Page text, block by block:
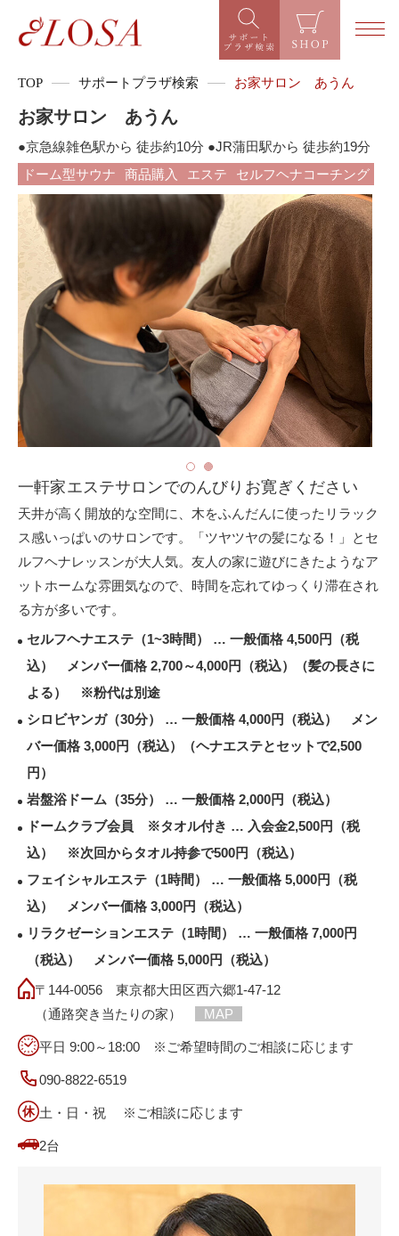
TOP サポートプラザ検索 お家サロン あうん
お家サロン あうん
●京急線雑色駅から 徒歩約10分 ●JR蒲田駅から 徒歩約19分
ドーム型サウナ
商品購入 エステ セルフヘナコーチング
一軒家エステサロンでのんびりお寛ぎください
天井が高く開放的な空間に、木をふんだんに使ったリラック
ス感いっぱいのサロンです。「ツヤツヤの髪になる！」とセ
ルフヘナレッスンが大人気。友人の家に遊びにきたようなア
ットホームな雰囲気なので、時間を忘れてゆっくり滞在され
る方が多いです。
セルフヘナエステ（1~3時間） … 一般価格 4,500円（税
込） メンバー価格 2,700～4,000円（税込）（髪の長さに
よる） ※粉代は別途
シロビヤンガ（30分） … 一般価格 4,000円（税込） メン
バー価格 3,000円（税込）（ヘナエステとセットで2,500
円）
岩盤浴ドーム（35分） … 一般価格 2,000円（税込）
ドームクラブ会員 ※タオル付き … 入会金2,500円（税
込） ※次回からタオル持参で500円（税込）
フェイシャルエステ（1時間） … 一般価格 5,000円（税
込） メンバー価格 3,000円（税込）
リラクゼーションエステ（1時間） … 一般価格 7,000円
（税込） メンバー価格 5,000円（税込）
〒144-0056 東京都大田区西六郷1-47-12
（通路突き当たりの家）
MAP
平日 9:00～18:00 ※ご希望時間のご相談に応じます
090-8822-6519
土・日・祝 ※ご相談に応じます
2台